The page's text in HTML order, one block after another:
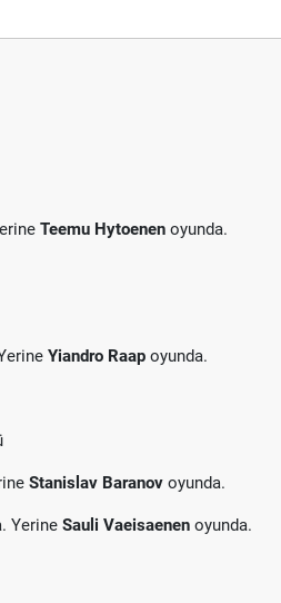
Teemu Hytoenen oyunda.
Yiandro Raap oyunda.
Stanislav Baranov oyunda.
Yerine Sauli Vaeisaenen oyunda.